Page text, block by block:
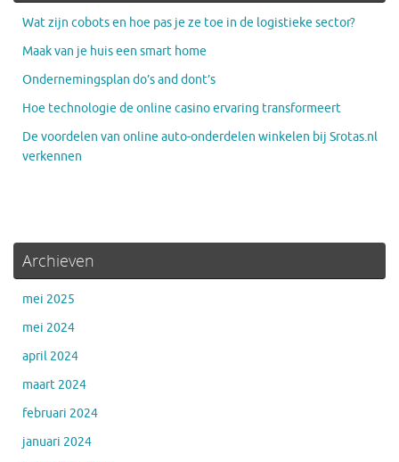
Wat zijn cobots en hoe pas je ze toe in de logistieke sector?
Maak van je huis een smart home
Ondernemingsplan do’s and dont’s
Hoe technologie de online casino ervaring transformeert
De voordelen van online auto-onderdelen winkelen bij Srotas.nl
verkennen
Archieven
mei 2025
mei 2024
april 2024
maart 2024
februari 2024
januari 2024